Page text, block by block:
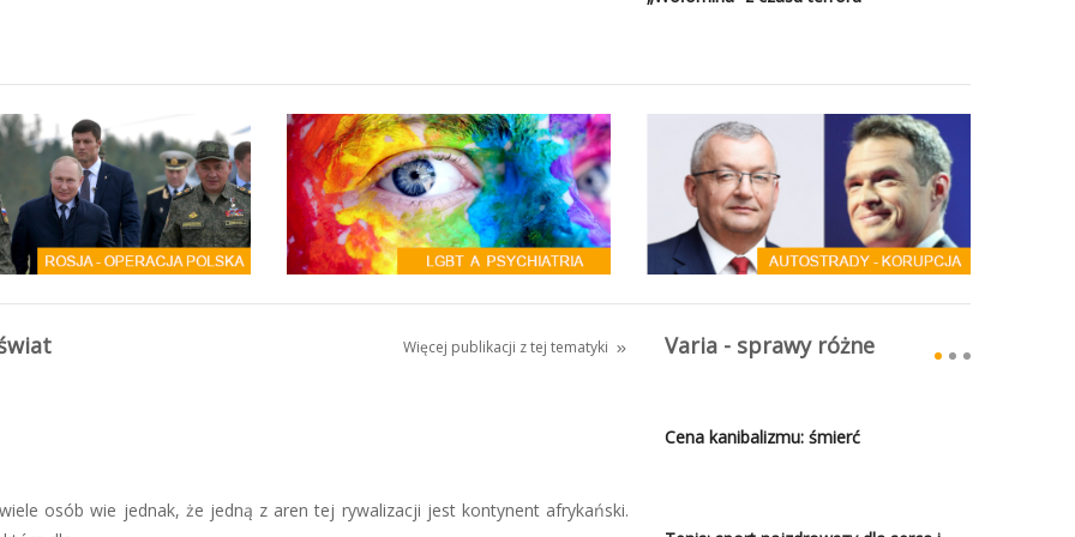
Więcej publikacji z tej tematyki
osób wie jednak, że jedną z aren tej rywalizacji jest kontynent afrykański.
Varia - sprawy różne
Cena kanibalizmu: śmierć